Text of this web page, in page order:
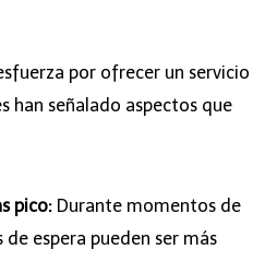
por ofrecer un servicio
han señalado aspectos que
pico: Durante momentos de
espera pueden ser más